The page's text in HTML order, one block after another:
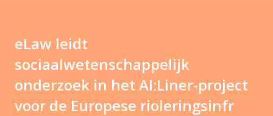
eLaw leidt
sociaalwetenschappelijk
onderzoek in het AI:Liner-project
voor de Europese rioleringsinfr